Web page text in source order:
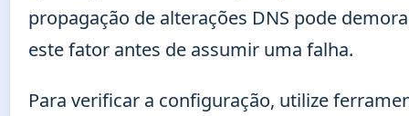
propagação de alterações DNS pode
este fator antes de assumir uma falha.
Para verificar a configuração, utilize